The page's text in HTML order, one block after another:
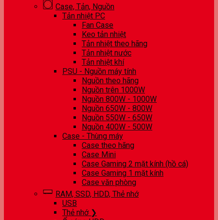
Case, Tản, Nguồn
Tản nhiệt PC
Fan Case
Keo tản nhiệt
Tản nhiệt theo hãng
Tản nhiệt nước
Tản nhiệt khí
PSU - Nguồn máy tính
Nguồn theo hãng
Nguồn trên 1000W
Nguồn 800W - 1000W
Nguồn 650W - 800W
Nguồn 550W - 650W
Nguồn 400W - 500W
Case - Thùng máy
Case theo hãng
Case Mini
Case Gaming 2 mặt kính (hồ cá)
Case Gaming 1 mặt kính
Case văn phòng
RAM, SSD, HDD, Thẻ nhớ
USB
Thẻ nhớ ❯